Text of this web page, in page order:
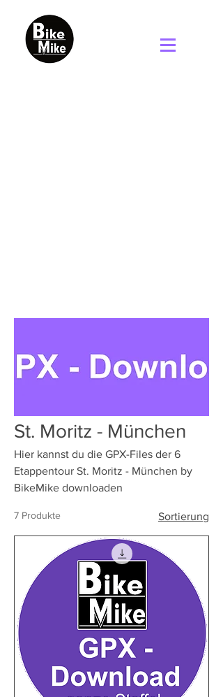
St. Moritz - München
Hier kannst du die GPX-Files der 6
Etappentour St. Moritz - München by
BikeMike downloaden
7 Produkte Sortierung